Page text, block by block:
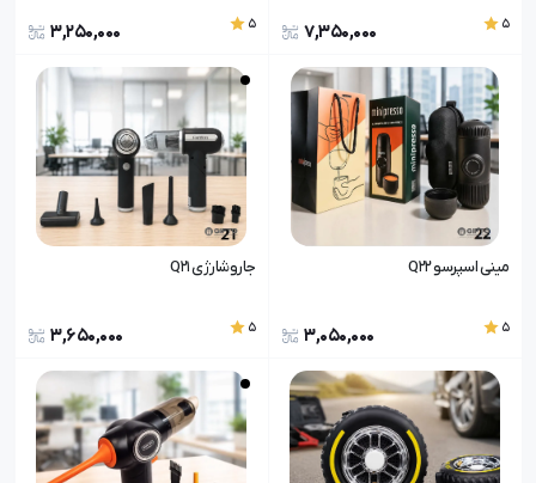
5
7,350,000
5
3,250,000
مینی اسپرسو Q22
5
3,050,000
جاروشارژی Q21
5
3,650,000